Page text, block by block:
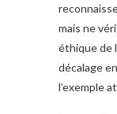
mais ne
éthique de
décalage
l’exemple